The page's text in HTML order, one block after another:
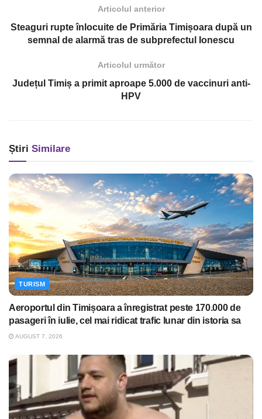
Articolul anterior
Steaguri rupte înlocuite de Primăria Timișoara după un
semnal de alarmă tras de subprefectul Ionescu
Articolul următor
Județul Timiș a primit aproape 5.000 de vaccinuri anti-
HPV
Știri Similare
TURISM
Aeroportul din Timișoara a înregistrat peste 170.000 de
pasageri în iulie, cel mai ridicat trafic lunar din istoria sa
AUGUST 7, 2026